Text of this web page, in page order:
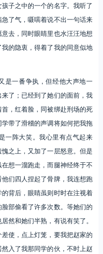
子之中的一个的名字。我听了
了气，嗫嚅着说不出一句话来
去，同时眼睛里也水汪汪地想
的隐衷，得着了我的同意似地
一番争执，但经他大声地一
了；已经到了她们的面前，我
，红着脸，同被绑赴刑场的死
带了滑稽的声调将如何把我拖
一阵大笑。我心里有点气起来
之上，又加了一层怒意。但是
想一溜跑走，而腿神经终于不
们四人捏起了骨牌，我连想跑
背后，眼睛虽则时时在注视着
部偷看了许多次数。等她们的
然和她们半熟，有说有笑了。
使，点上灯笼，要我把赵家的
入了我那同学的伙，不时上赵